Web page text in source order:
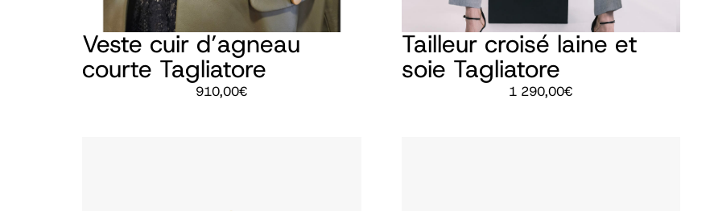
Veste cuir d’agneau
courte Tagliatore
910,00€
Tailleur croisé laine et
soie Tagliatore
1 290,00€